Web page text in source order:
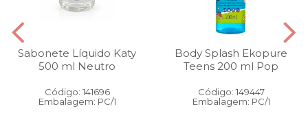
Sabonete Líquido Katy
500 ml Neutro
Código: 141696
Embalagem: PC/1
Body Splash Ekopure
Teens 200 ml Pop
Código: 149447
Embalagem: PC/1